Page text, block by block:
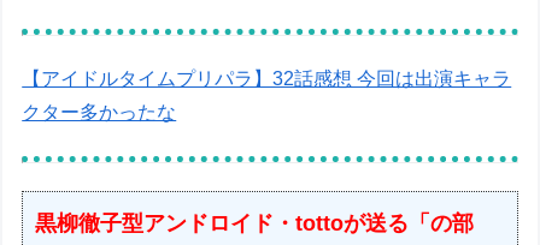
【アイドルタイムプリパラ】32話感想 今回は出演キャラ
クター多かったな
黒柳徹子型アンドロイド・tottoが送る「の部